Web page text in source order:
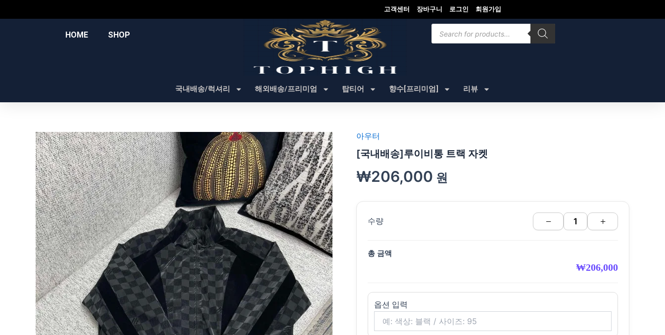
텐
고객센터 장바구니 로그인 회원가입
HOME SHOP
search
국내배송/럭셔리 해외배송/프리미엄 탑티어 향수[프리미엄] 리뷰
아우터
[국내배송]루이비통 트랙 자켓
₩206,000 원
수량 − +
총 금액
₩206,000
옵션 입력